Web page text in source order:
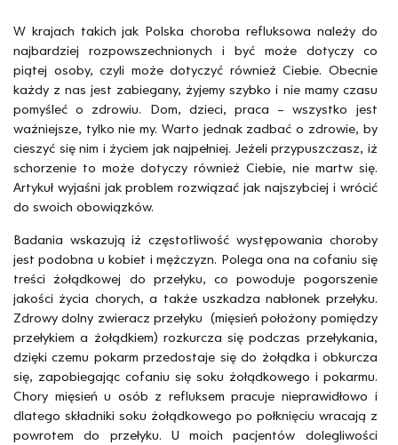
W krajach takich jak Polska choroba refluksowa należy do
najbardziej rozpowszechnionych i być może dotyczy co
piątej osoby, czyli może dotyczyć również Ciebie. Obecnie
każdy z nas jest zabiegany, żyjemy szybko i nie mamy czasu
pomyśleć o zdrowiu. Dom, dzieci, praca – wszystko jest
ważniejsze, tylko nie my. Warto jednak zadbać o zdrowie, by
cieszyć się nim i życiem jak najpełniej. Jeżeli przypuszczasz, iż
schorzenie to może dotyczy również Ciebie, nie martw się.
Artykuł wyjaśni jak problem rozwiązać jak najszybciej i wrócić
do swoich obowiązków.
Badania wskazują iż częstotliwość występowania choroby
jest podobna u kobiet i mężczyzn. Polega ona na cofaniu się
treści żołądkowej do przełyku, co powoduje pogorszenie
jakości życia chorych, a także uszkadza nabłonek przełyku.
Zdrowy dolny zwieracz przełyku (mięsień położony pomiędzy
przełykiem a żołądkiem) rozkurcza się podczas przełykania,
dzięki czemu pokarm przedostaje się do żołądka i obkurcza
się, zapobiegając cofaniu się soku żołądkowego i pokarmu.
Chory mięsień u osób z refluksem pracuje nieprawidłowo i
dlatego składniki soku żołądkowego po połknięciu wracają z
powrotem do przełyku. U moich pacjentów dolegliwości